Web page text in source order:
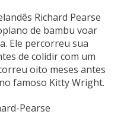
Richard Pearse
de bambu voar
Ele percorreu sua
de colidir com um
oito meses antes
famoso Kitty Wright.